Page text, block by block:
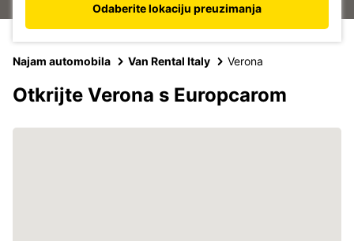
Odaberite lokaciju preuzimanja
Najam automobila Van Rental Italy Verona
Otkrijte Verona s Europcarom